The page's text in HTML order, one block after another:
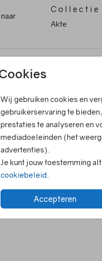
Wij gebruiken cookies en
gebruikerservaring te
prestaties te analyseren en
mediadoeleinden (het
advertenties).
Je kunt jouw toestemming
cookiebeleid
Accepteren
Collectie
Akte
leuk